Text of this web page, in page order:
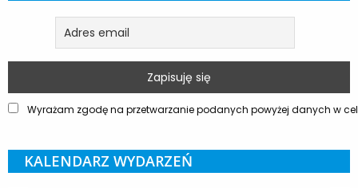
Wyrażam zgodę na przetwarzanie podanych powyżej danych w
KALENDARZ WYDARZEŃ